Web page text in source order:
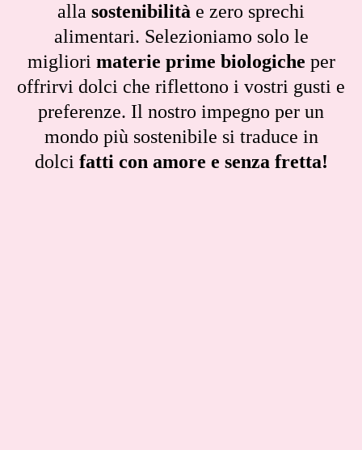
alla sostenibilità e zero sprechi
alimentari. Selezioniamo solo le
migliori materie prime biologiche per
offrirvi dolci che riflettono i vostri gusti e
preferenze. Il nostro impegno per un
mondo più sostenibile si traduce in
dolci fatti con amore e senza fretta!